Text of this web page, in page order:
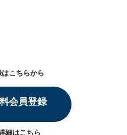
こちらから
会員登録
細はこちら